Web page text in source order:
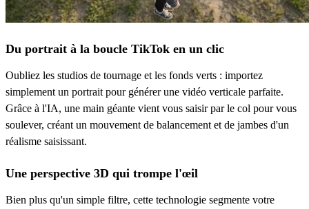
Du portrait à la boucle TikTok en un clic
Oubliez les studios de tournage et les fonds verts : importez
simplement un portrait pour générer une vidéo verticale parfaite.
Grâce à l'IA, une main géante vient vous saisir par le col pour vous
soulever, créant un mouvement de balancement et de jambes d'un
réalisme saisissant.
Une perspective 3D qui trompe l'œil
Bien plus qu'un simple filtre, cette technologie segmente votre